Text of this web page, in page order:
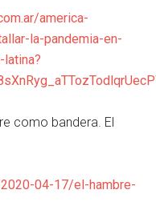
america-
la-pandemia-en-
como bandera. El
04-17/el-hambre-